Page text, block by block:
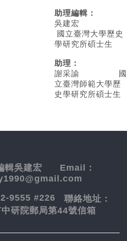
助理編輯：
吳建宏
國立臺灣大學歷史
學研究所碩士生
助理：
謝采諭
國
立臺灣師範大學歷
史學研究所碩士生
輯吳建宏 Email：
9555 #226 聯絡地址：
研院郵局第44號信箱